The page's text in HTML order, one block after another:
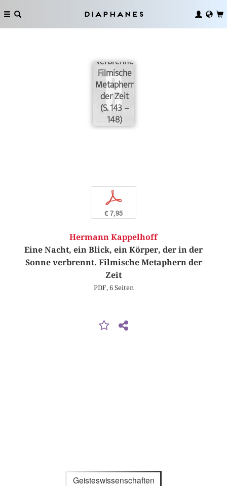
Diaphanes
Blick, ein
Körper, der
verbrennt.
Filmische
Metaphern
der Zeit
(S. 143 –
148)
p
€ 7,95
Hermann Kappelhoff
Eine Nacht, ein Blick, ein Körper, der in der
Sonne verbrennt. Filmische Metaphern der
Zeit
PDF, 6 Seiten
Geisteswissenschaften